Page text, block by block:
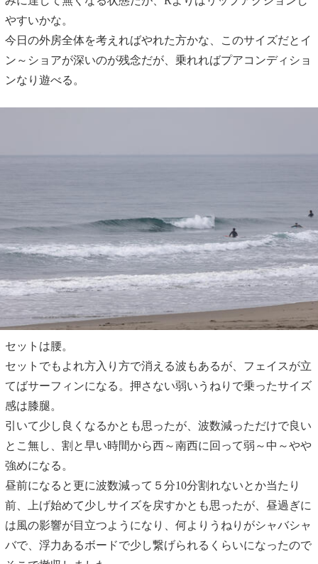
やすいかな。
今日の外房全体を考えればやれた方かな、このサイズだとイ
ン～ショアが深いのが残念だが、乗れればプアコンディショ
ンなり遊べる。
セットは腰。
セットでもよれ方入り方で消える波もあるが、フェイスが立
てばサーフィンになる。押さない弱いうねりで乗ったサイズ
感は膝腿。
引いて少し良くなるかとも思ったが、波数減っただけで良い
とこ無し、割と早い時間から西～南西に回って弱～中～やや
強めになる。
昼前になると更に波数減って５分10分割れないとか当たり
前、上げ始めて少しサイズを戻すかとも思ったが、昼過ぎに
は風の影響が目立つようになり、何よりうねりがシャバシャ
バで、浮力あるボードで少し繋げられるくらいになったので